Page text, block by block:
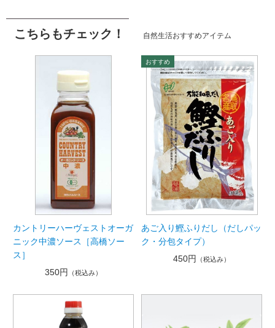
こちらもチェック！ 自然生活おすすめアイテム
カントリーハーヴェストオーガ
ニック中濃ソース［高橋ソー
ス］
350円
（税込み）
あご入り鰹ふりだし（だしパッ
ク・分包タイプ）
450円
（税込み）